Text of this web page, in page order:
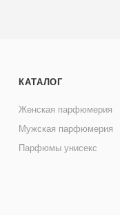
КАТАЛОГ
Женская парфюмерия
Мужская парфюмерия
Парфюмы унисекс